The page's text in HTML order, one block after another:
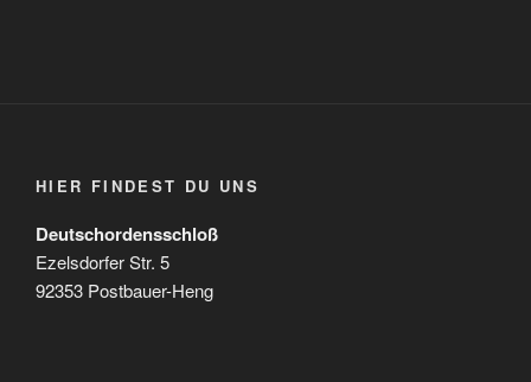
HIER FINDEST DU UNS
Deutschordensschloß
Ezelsdorfer Str. 5
92353 Postbauer-Heng